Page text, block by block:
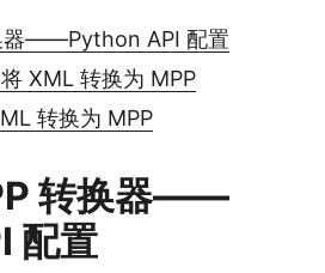
器——Python API 配置
XML 转换为 MPP
转换为 MPP
转换器——
配置